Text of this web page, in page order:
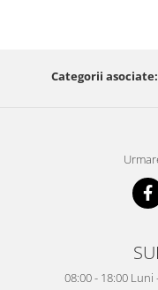
Categorii asociate:
08:00 - 18:00